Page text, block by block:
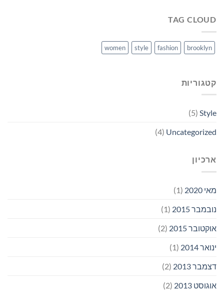
TAG CLOUD
brooklyn
fashion
style
women
קטגוריות
Style
(5)
Uncategorized
(4)
ארכיון
מאי 2020
(1)
נובמבר 2015
(1)
אוקטובר 2015
(2)
ינואר 2014
(1)
דצמבר 2013
(2)
אוגוסט 2013
(2)